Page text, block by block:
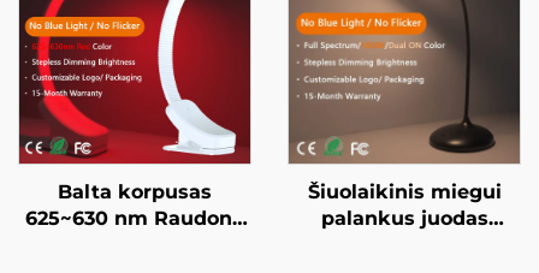
LED knygos lempa
Balta korpusas
625~630 nm Raudona
Šiuolaikinis miegui
palankus juodas